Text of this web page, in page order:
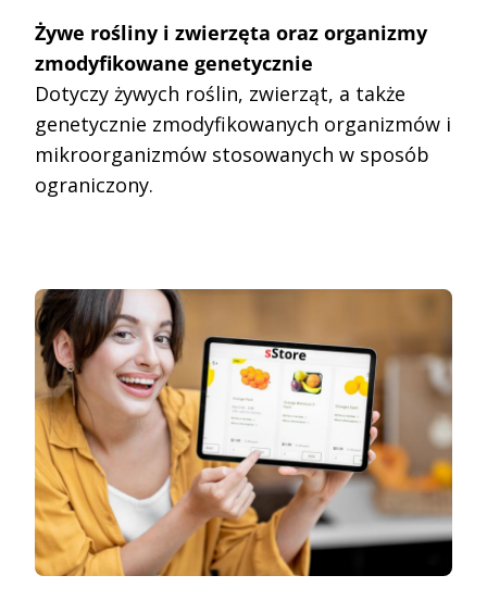
Żywe rośliny i zwierzęta oraz organizmy
zmodyfikowane genetycznie
Dotyczy żywych roślin, zwierząt, a także
genetycznie zmodyfikowanych organizmów i
mikroorganizmów stosowanych w sposób
ograniczony.